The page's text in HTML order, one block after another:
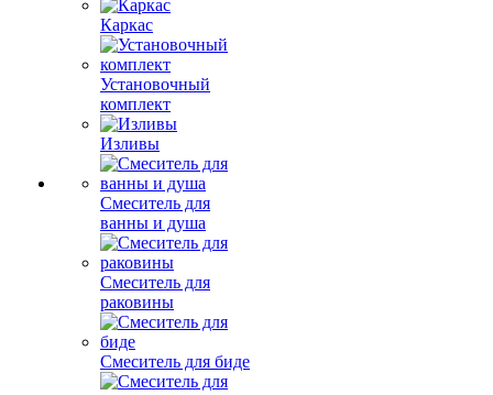
Каркас
Установочный
комплект
Изливы
Смеситель для
ванны и душа
Смеситель для
раковины
Смеситель для биде